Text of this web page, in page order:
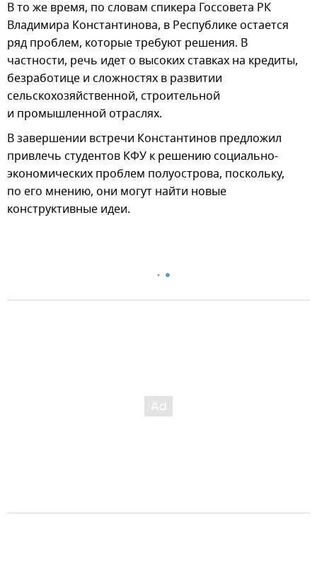
В то же время, по словам спикера Госсовета РК
Владимира Константинова, в Республике остается
ряд проблем, которые требуют решения. В
частности, речь идет о высоких ставках на кредиты,
безработице и сложностях в развитии
сельскохозяйственной, строительной
и промышленной отраслях.
В завершении встречи Константинов предложил
привлечь студентов КФУ к решению социально-
экономических проблем полуострова, поскольку,
по его мнению, они могут найти новые
конструктивные идеи.